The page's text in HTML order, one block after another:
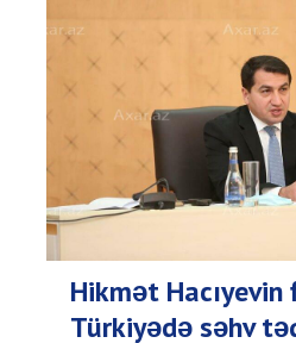
Hikmət
Türkiyədə səhv